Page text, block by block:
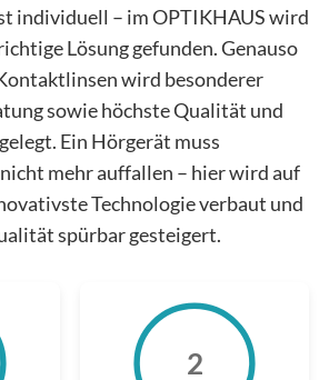
individuell – im OPTIKHAUS wird
Lösung gefunden. Genauso
wird besonderer
sowie höchste Qualität und
Ein Hörgerät muss
mehr auffallen – hier wird auf
Technologie verbaut und
spürbar gesteigert.
2
2